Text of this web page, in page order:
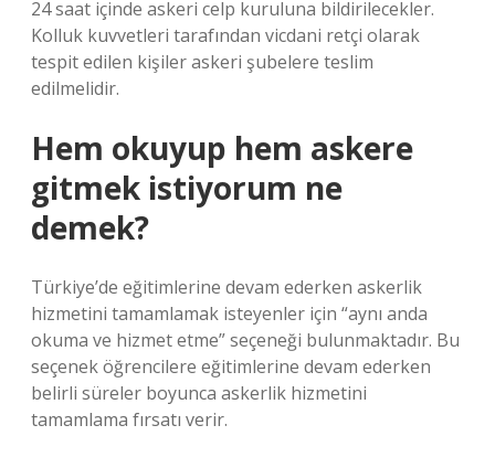
24 saat içinde askeri celp kuruluna bildirilecekler.
Kolluk kuvvetleri tarafından vicdani retçi olarak
tespit edilen kişiler askeri şubelere teslim
edilmelidir.
Hem okuyup hem askere
gitmek istiyorum ne
demek?
Türkiye’de eğitimlerine devam ederken askerlik
hizmetini tamamlamak isteyenler için “aynı anda
okuma ve hizmet etme” seçeneği bulunmaktadır. Bu
seçenek öğrencilere eğitimlerine devam ederken
belirli süreler boyunca askerlik hizmetini
tamamlama fırsatı verir.